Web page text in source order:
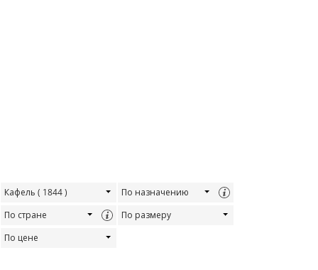
Кафель ( 1844 )
По назначению
По стране
По размеру
По цене